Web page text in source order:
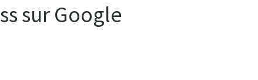
sur Google